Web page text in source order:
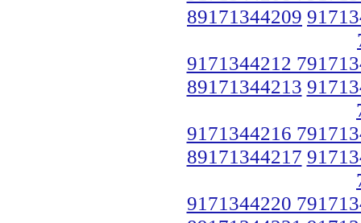
89171344209
9171344212
89171344213
9171344216
89171344217
9171344220